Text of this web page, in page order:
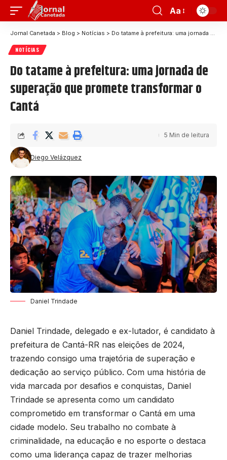
Aa
Jornal Canetada > Blog > Notícias > Do tatame à prefeitura: uma jornada de superação que promete transformar o Cantá
NOTÍCIAS
Do tatame à prefeitura: uma jornada de
superação que promete transformar o
Cantá
Diego Velázquez
5 Min de leitura
Daniel Trindade
Daniel Trindade, delegado e ex-lutador, é candidato à
prefeitura de Cantá-RR nas eleições de 2024,
trazendo consigo uma trajetória de superação e
dedicação ao serviço público. Com uma história de
vida marcada por desafios e conquistas, Daniel
Trindade se apresenta como um candidato
comprometido em transformar o Cantá em uma
cidade modelo. Seu trabalho no combate à
criminalidade, na educação e no esporte o destaca
como uma liderança capaz de trazer melhorias